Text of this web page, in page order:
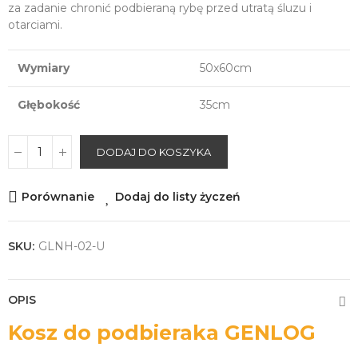
za zadanie chronić podbieraną rybę przed utratą śluzu i
otarciami.
Wymiary 50x60cm
Głębokość 35cm
DODAJ DO KOSZYKA
Porównanie Dodaj do listy życzeń
SKU: GLNH-02-U
OPIS
Kosz do podbieraka GENLOG